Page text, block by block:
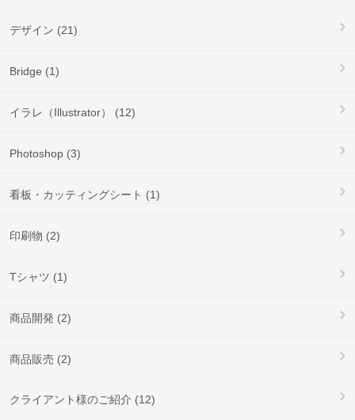
デザイン (21)
Bridge (1)
イラレ（Illustrator） (12)
Photoshop (3)
看板・カッティングシート (1)
印刷物 (2)
Tシャツ (1)
商品開発 (2)
商品販売 (2)
クライアント様のご紹介 (12)